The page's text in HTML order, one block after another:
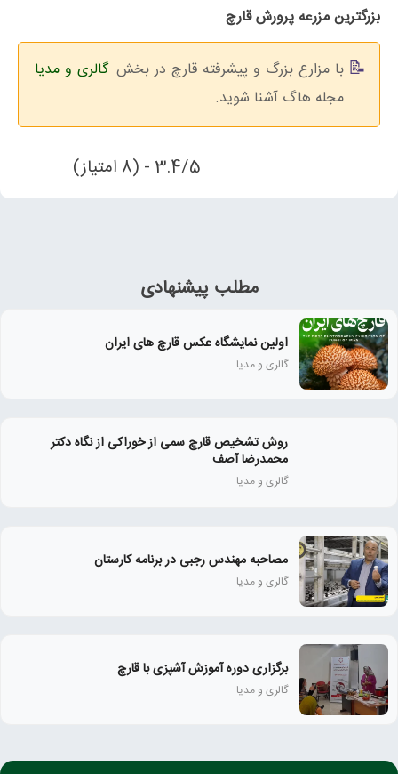
بزرگترین مزرعه پرورش قارچ
با مزارع بزرگ و پیشرفته قارچ در بخش گالری و مدیا
مجله هاگ آشنا شوید.
3.4/5 - (8 امتیاز)
مطلب پیشنهادی
اولین نمایشگاه عکس قارچ های ایران
گالری و مدیا
روش تشخیص قارچ سمی از خوراکی از نگاه دکتر
محمدرضا آصف
گالری و مدیا
مصاحبه مهندس رجبی در برنامه کارستان
گالری و مدیا
برگزاری دوره آموزش آشپزی با قارچ
گالری و مدیا